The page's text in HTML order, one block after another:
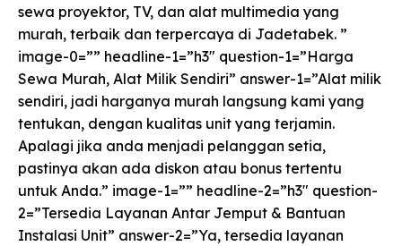
sewa proyektor, TV, dan alat multimedia yang
murah, terbaik dan terpercaya di Jadetabek. ”
image-0=”” headline-1=”h3″ question-1=”Harga
Sewa Murah, Alat Milik Sendiri” answer-1=”Alat milik
sendiri, jadi harganya murah langsung kami yang
tentukan, dengan kualitas unit yang terjamin.
Apalagi jika anda menjadi pelanggan setia,
pastinya akan ada diskon atau bonus tertentu
untuk Anda.” image-1=”” headline-2=”h3″ question-
2=”Tersedia Layanan Antar Jemput & Bantuan
Instalasi Unit” answer-2=”Ya, tersedia layanan